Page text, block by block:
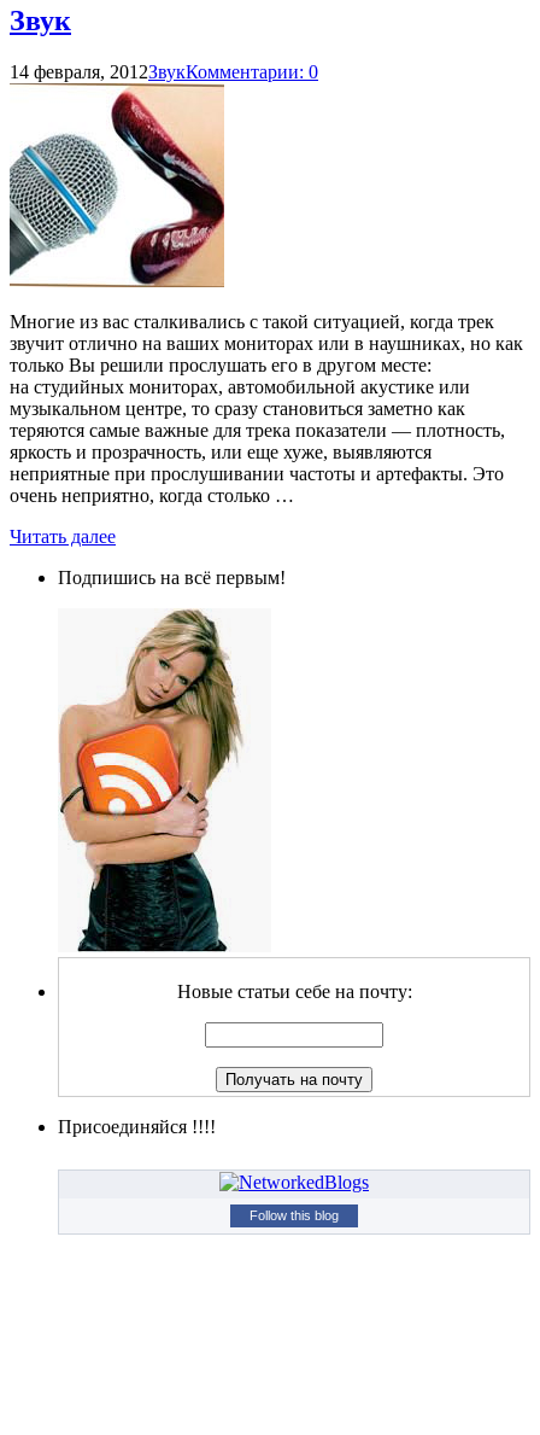
Звук
14 февраля, 2012ЗвукКомментарии: 0
Многие из вас сталкивались с такой ситуацией, когда трек
звучит отлично на ваших мониторах или в наушниках, но как
только Вы решили прослушать его в другом месте:
на студийных мониторах, автомобильной акустике или
музыкальном центре, то сразу становиться заметно как
теряются самые важные для трека показатели — плотность,
яркость и прозрачность, или еще хуже, выявляются
неприятные при прослушивании частоты и артефакты. Это
очень неприятно, когда столько …
Читать далее
Подпишись на всё первым!
Новые статьи себе на почту:
Присоединяйся !!!!
Follow this blog